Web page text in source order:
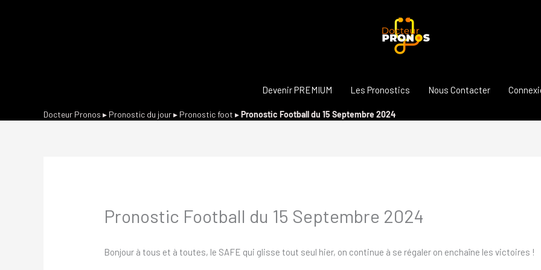
Devenir PREMIUM Les Pronostics Nous Contacter
Docteur Pronos ▸ Pronostic du jour▸ Pronostic foot ▸Pronostic Football du 15 Septembre 2024
Pronostic Football du 15 Septembre 2024
Bonjour à tous et à toutes, le SAFE qui glisse tout seul hier, on continue à se régaler on enchaîne les victoires !